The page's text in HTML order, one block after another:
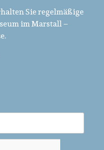
Sie regelmäßige
im Marstall –